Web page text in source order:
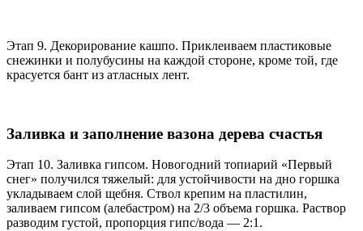
Этап 9. Декорирование кашпо. Приклеиваем пластиковые
снежинки и полубусины на каждой стороне, кроме той, где
красуется бант из атласных лент.
Заливка и заполнение вазона дерева счастья
Этап 10. Заливка гипсом. Новогодний топиарий «Первый
снег» получился тяжелый: для устойчивости на дно горшка
укладываем слой щебня. Ствол крепим на пластилин,
заливаем гипсом (алебастром) на 2/3 объема горшка. Раствор
разводим густой, пропорция гипс/вода — 2:1.